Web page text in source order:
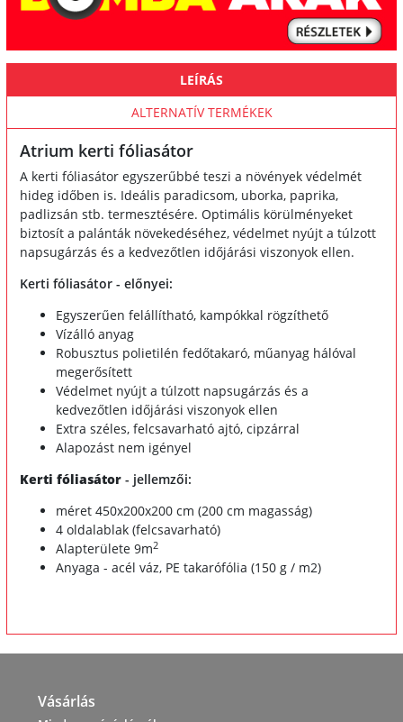
LEÍRÁS
ALTERNATÍV TERMÉKEK
Atrium kerti fóliasátor
A kerti fóliasátor egyszerűbbé teszi a növények védelmét
hideg időben is. Ideális paradicsom, uborka, paprika,
padlizsán stb. termesztésére. Optimális körülményeket
biztosít a palánták növekedéséhez, védelmet nyújt a túlzott
napsugárzás és a kedvezőtlen időjárási viszonyok ellen.
Kerti fóliasátor - előnyei:
Egyszerűen felállítható, kampókkal rögzíthető
Vízálló anyag
Robusztus polietilén fedőtakaró, műanyag hálóval
megerősített
Védelmet nyújt a túlzott napsugárzás és a
kedvezőtlen időjárási viszonyok ellen
Extra széles, felcsavarható ajtó, cipzárral
Alapozást nem igényel
Kerti fóliasátor - jellemzői:
méret 450x200x200 cm (200 cm magasság)
4 oldalablak (felcsavarható)
Alapterülete 9m2
Anyaga - acél váz, PE takarófólia (150 g / m2)
Vásárlás